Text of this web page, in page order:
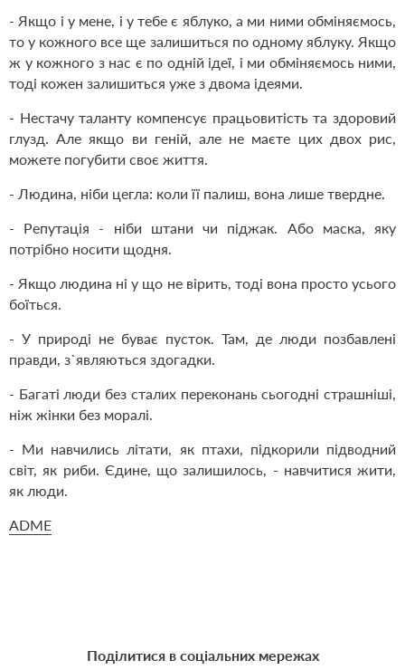
- Якщо і у мене, і у тебе є яблуко, а ми ними обміняємось,
то у кожного все ще залишиться по одному яблуку. Якщо
ж у кожного з нас є по одній ідеї, і ми обміняємось ними,
тоді кожен залишиться уже з двома ідеями.
- Нестачу таланту компенсує працьовитість та здоровий
глузд. Але якщо ви геній, але не маєте цих двох рис,
можете погубити своє життя.
- Людина, ніби цегла: коли її палиш, вона лише твердне.
- Репутація - ніби штани чи піджак. Або маска, яку
потрібно носити щодня.
- Якщо людина ні у що не вірить, тоді вона просто усього
боїться.
- У природі не буває пусток. Там, де люди позбавлені
правди, з`являються здогадки.
- Багаті люди без сталих переконань сьогодні страшніші,
ніж жінки без моралі.
- Ми навчились літати, як птахи, підкорили підводний
світ, як риби. Єдине, що залишилось, - навчитися жити,
як люди.
ADME
Поділитися в соціальних мережах